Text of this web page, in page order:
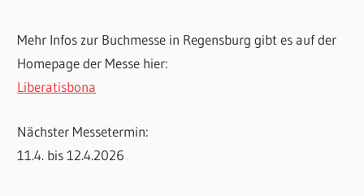
Mehr Infos zur Buchmesse in Regensburg gibt es auf der
Homepage der Messe hier:
Liberatisbona
Nächster Messetermin:
11.4. bis 12.4.2026